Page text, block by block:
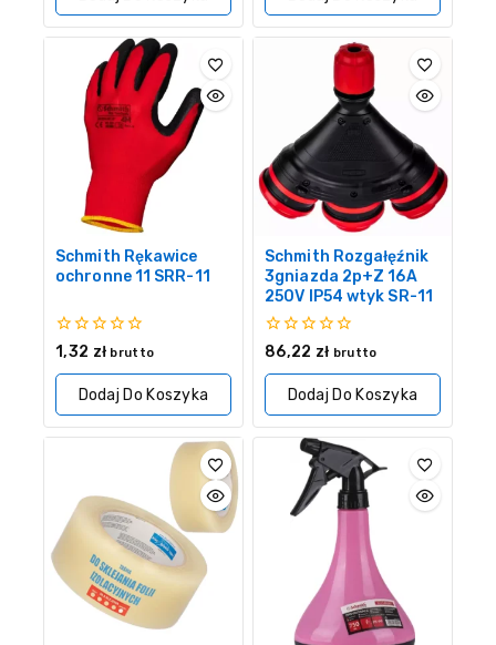
Schmith Rękawice
ochronne 11 SRR-11
0
5
1,32 zł brutto
Dodaj Do Koszyka
Schmith Rozgałęźnik
3gniazda 2p+Z 16A
250V IP54 wtyk SR-11
0
5
86,22 zł brutto
Dodaj Do Koszyka